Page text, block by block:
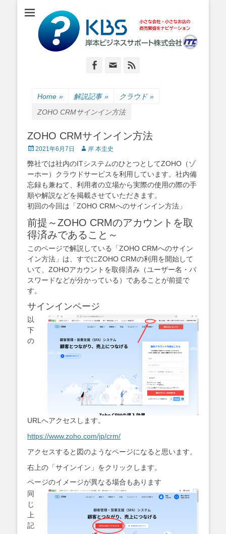
岸本ビジネスサポ
ート株式会社
小さな会社・小さなお店のIT経営をナビゲーション
Facebook
Email
Home » 解説記事 » クラウド »
ZOHO CRMサインイン方法
ZOHO CRMサインイン方法
Posted
2021年6月7日 Author
岸 本圭史
弊社では社内のITシステムのひとつとしてZOHO（ゾ
ーホー）クラウドサービスを利用しています。社内備
忘録も兼ねて、利用者の立場から実際の使用の際の手
順や解説などを掲載させていただきます。
初回の今回は「ZOHO CRMへのサインイン方法」
前提～ZOHO CRMのアカウントを取
得済みであること～
このページで解説している「ZOHO CRMへのサイン
イン方法」は、すでにZOHO CRMの利用を開始して
いて、ZOHOアカウントを取得済み（ユーザー名・パ
スワードなどが分かっている）であることが前提で
す。
サインインページ
以
下
の
URLへアクセスします。
https://www.zoho.com/jp/crm/
アクセスすると図のようなページになると思います。
右上の「サインイン」をクリックします。
ページのイメージが異なる場合もあります
同
じ
上
記